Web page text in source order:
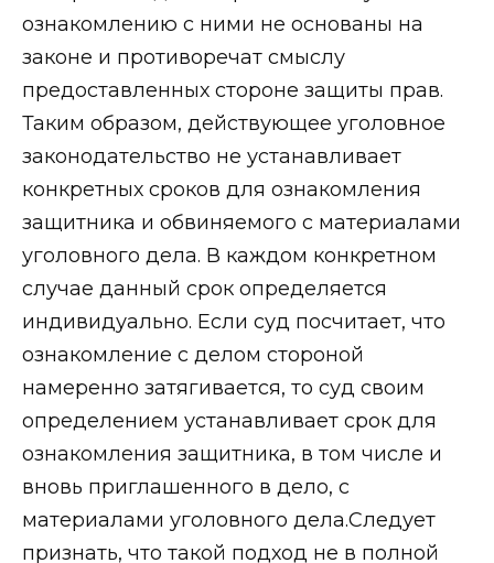
ознакомлению с ними не основаны на
законе и противоречат смыслу
предоставленных стороне защиты прав.
Таким образом, действующее уголовное
законодательство не устанавливает
конкретных сроков для ознакомления
защитника и обвиняемого с материалами
уголовного дела. В каждом конкретном
случае данный срок определяется
индивидуально. Если суд посчитает, что
ознакомление с делом стороной
намеренно затягивается, то суд своим
определением устанавливает срок для
ознакомления защитника, в том числе и
вновь приглашенного в дело, с
материалами уголовного дела.Следует
признать, что такой подход не в полной